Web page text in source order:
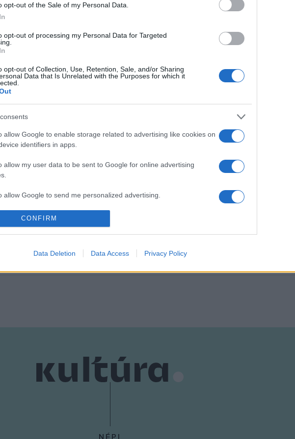
opt-out of the Sale of my Personal Data.
opt-out of processing my Personal Data for Targeted
opt-out of Collection, Use, Retention, Sale, and/or Sharing
Data that Is Unrelated with the Purposes for which it
allow Google to enable storage related to advertising like cookies on
identifiers in apps.
allow my user data to be sent to Google for online advertising
allow Google to send me personalized advertising.
allow Google to enable storage related to analytics like cookies on
identifiers in apps.
allow Google to enable storage related to functionality of the website
CONFIRM
Data Deletion Data Access Privacy Policy
is megemlítette.
koncerteknek, amelyeket Kállay Gábor
, az Excanto Együttes művészeti
szóló előadásokat. Mint fogalmazott, az idén a pénzhiány miatt csak
a Marqiuse Együttes barokk kosztümös koncertjét, a Tercina együttes, illetve a
természetjáró program színesíti a kínálatot Művészetek Zöldje néven.
emellett a Magyar Írószövetség is tíz napig a fesztivál vendége lesz.
helyi termelők portékáit lehet megvásárolni.
kiállítást is rendeznek.
kerül, emellett bevezették az úgynevezett esti jegyet, amely 21 óra után jogosít
NÉPI